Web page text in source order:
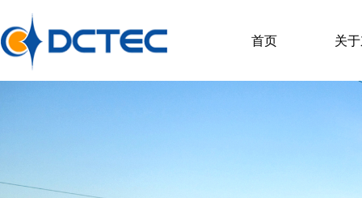
首页 关